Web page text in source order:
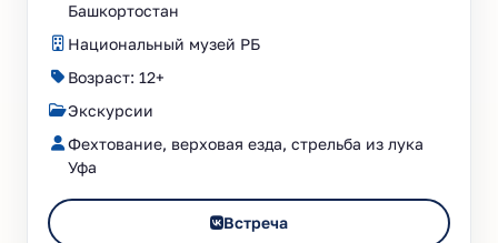
Башкортостан
Национальный музей РБ
Возраст: 12+
Экскурсии
Фехтование, верховая езда, стрельба из лука
Уфа
Встреча